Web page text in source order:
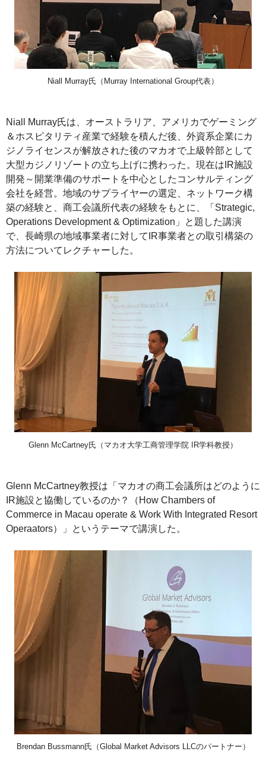
Niall Murray氏（Murray International Group代表）
Niall Murray氏は、オーストラリア、アメリカでゲーミング
＆ホスピタリティ産業で経験を積んだ後、外資系企業にカ
ジノライセンスが解放された後のマカオで上級幹部として
大型カジノリゾートの立ち上げに携わった。現在はIR施設
開発～開業準備のサポートを中心としたコンサルティング
会社を経営。地域のサプライヤーの選定、ネットワーク構
築の経験と、商工会議所代表の経験をもとに、「Strategic,
Operations Development & Optimization」と題した講演
で、長崎県の地域事業者に対してIR事業者との取引構築の
方法についてレクチャーした。
Glenn McCartney氏（マカオ大学工商管理学院 IR学科教授）
Glenn McCartney教授は「マカオの商工会議所はどのように
IR施設と協働しているのか？（How Chambers of
Commerce in Macau operate & Work With Integrated Resort
Operaators）」というテーマで講演した。
Brendan Bussmann氏（Global Market Advisors LLCのパートナー）